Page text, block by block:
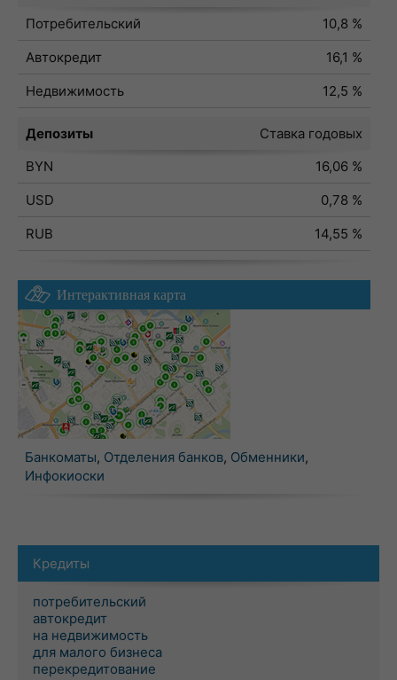
Потребительский
10,8 %
Автокредит
16,1 %
Недвижимость
12,5 %
Депозиты
Ставка годовых
BYN
16,06 %
USD
0,78 %
RUB
14,55 %
Интерактивная карта
Банкоматы, Отделения банков, Обменники,
Инфокиоски
Кредиты
потребительский
автокредит
на недвижимость
для малого бизнеса
перекредитование